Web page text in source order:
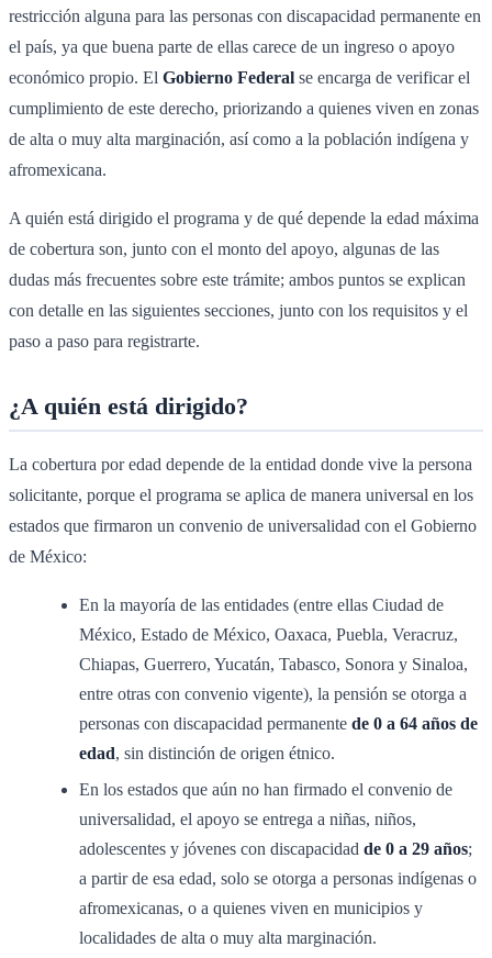
restricción alguna para las personas con discapacidad permanente en
el país, ya que buena parte de ellas carece de un ingreso o apoyo
económico propio. El Gobierno Federal se encarga de verificar el
cumplimiento de este derecho, priorizando a quienes viven en zonas
de alta o muy alta marginación, así como a la población indígena y
afromexicana.
A quién está dirigido el programa y de qué depende la edad máxima
de cobertura son, junto con el monto del apoyo, algunas de las
dudas más frecuentes sobre este trámite; ambos puntos se explican
con detalle en las siguientes secciones, junto con los requisitos y el
paso a paso para registrarte.
¿A quién está dirigido?
La cobertura por edad depende de la entidad donde vive la persona
solicitante, porque el programa se aplica de manera universal en los
estados que firmaron un convenio de universalidad con el Gobierno
de México:
En la mayoría de las entidades (entre ellas Ciudad de
México, Estado de México, Oaxaca, Puebla, Veracruz,
Chiapas, Guerrero, Yucatán, Tabasco, Sonora y Sinaloa,
entre otras con convenio vigente), la pensión se otorga a
personas con discapacidad permanente de 0 a 64 años de
edad, sin distinción de origen étnico.
En los estados que aún no han firmado el convenio de
universalidad, el apoyo se entrega a niñas, niños,
adolescentes y jóvenes con discapacidad de 0 a 29 años;
a partir de esa edad, solo se otorga a personas indígenas o
afromexicanas, o a quienes viven en municipios y
localidades de alta o muy alta marginación.